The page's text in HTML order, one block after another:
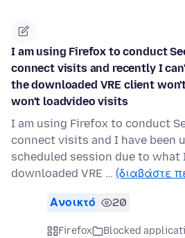
I am using Firefox to conduct
connect visits and recently I
the downloaded VRE client
won't loadvideo visits
I am using Firefox to conduct
connect visits and I have been
scheduled session due to
downloaded VRE … (διαβάστε
Ανοικτό 20
Firefox
Blocked